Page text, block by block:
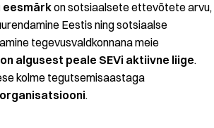
eesmärkon sotsiaalsete ettevõtete arvu,
Eestis ning sotsiaalse
tegevusvaldkonnana meie
algusest peale SEVi aktiivne liige.
kolme tegutsemisaastaga
.